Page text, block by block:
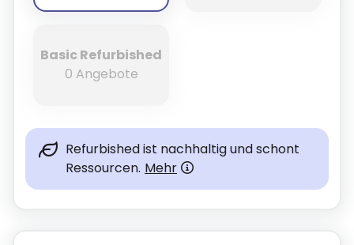
Basic Refurbished
0 Angebote
Refurbished ist nachhaltig und schont
Ressourcen. Mehr